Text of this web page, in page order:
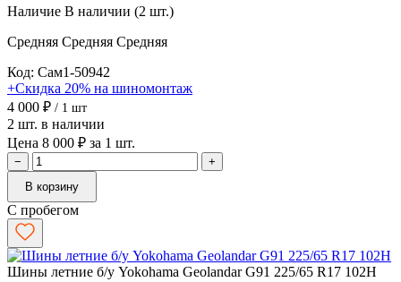
Наличие В наличии (2 шт.)
Средняя Средняя Средняя
Код: Сам1-50942
+Скидка 20% на шиномонтаж
4 000 ₽ / 1 шт
2 шт. в наличии
Цена 8 000 ₽ за 1 шт.
−
+
В корзину
С пробегом
Шины летние б/у Yokohama Geolandar G91 225/65 R17 102H